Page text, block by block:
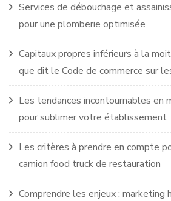
Services de débouchage et
pour une plomberie optimisée
Capitaux propres inférieurs à la
que dit le Code de commerce sur
Les tendances incontournables en
pour sublimer votre établissement
Les critères à prendre en compte
camion food truck de restauration
Comprendre les enjeux : marketing